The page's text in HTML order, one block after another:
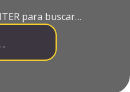
para buscar…